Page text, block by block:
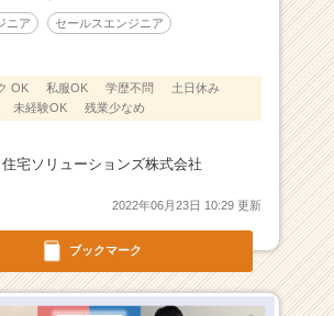
業
か
ス
カ
が
サ
ブックマーク
ニア セールスエンジニア
OK 私服OK 学歴不問
土日休み
未経験OK 残業少なめ
住宅ソリューションズ株式会社
2022年06月23日 10:29 更新